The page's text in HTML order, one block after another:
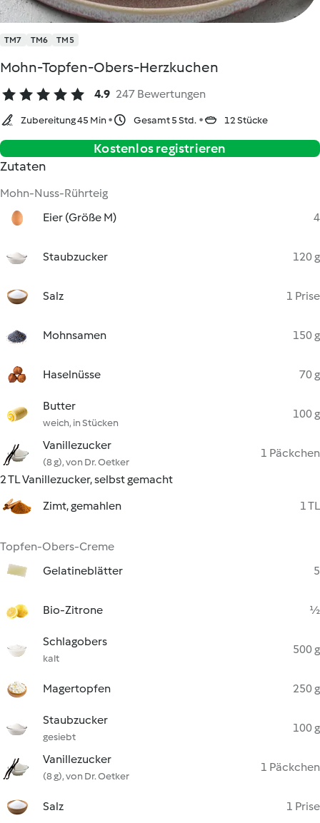
TM7 TM6 TM5
Mohn-Topfen-Obers-Herzkuchen
4.9 247 Bewertungen
Zubereitung 45 Min Gesamt 5 Std. 12 Stücke
Kostenlos registrieren
Zutaten
Mohn-Nuss-Rührteig
Eier (Größe M)
4
Staubzucker 120 g
Salz 1 Prise
Mohnsamen 150 g
Haselnüsse 70 g
Butter
weich, in Stücken
100 g
Vanillezucker
(8 g), von Dr. Oetker
1 Päckchen
2 TL Vanillezucker, selbst gemacht
Zimt, gemahlen
1 TL
Topfen-Obers-Creme
Gelatineblätter
5
Bio-Zitrone ½
Schlagobers
kalt
500 g
Magertopfen 250 g
Staubzucker
gesiebt
100 g
Vanillezucker
(8 g), von Dr. Oetker
1 Päckchen
Salz 1 Prise